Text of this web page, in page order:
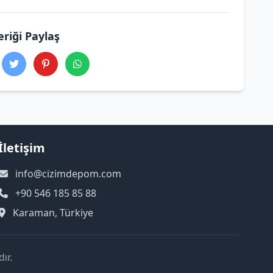
Paylaş
info@cizimdepom.com
+90 546 185 85 88
Karaman, Türkiye